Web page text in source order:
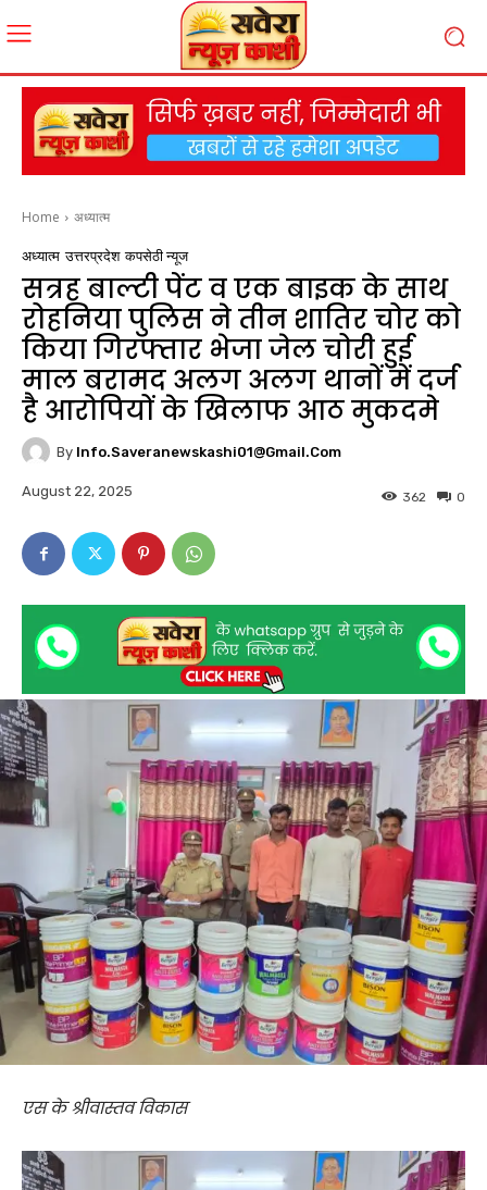
Home अध्यात्म
अध्यात्म उत्तरप्रदेश कपसेठी न्यूज
सत्रह बाल्टी पेंट व एक बाइक के साथ
रोहनिया पुलिस ने तीन शातिर चोर को
किया गिरफ्तार भेजा जेल चोरी हुई
माल बरामद अलग अलग थानों में दर्ज
है आरोपियों के खिलाफ आठ मुकदमे
By Info.saveranewskashi01@gmail.com
August 22, 2025 0
362
एस के श्रीवास्तव विकास